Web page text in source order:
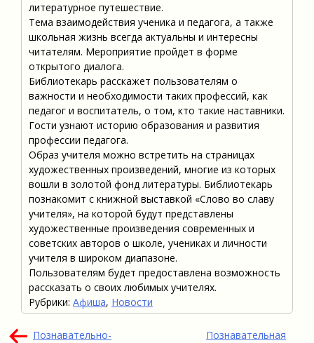
литературное путешествие.
Тема взаимодействия ученика и педагога, а также
школьная жизнь всегда актуальны и интересны
читателям. Мероприятие пройдет в форме
открытого диалога.
Библиотекарь расскажет пользователям о
важности и необходимости таких профессий, как
педагог и воспитатель, о том, кто такие наставники.
Гости узнают историю образования и развития
профессии педагога.
Образ учителя можно встретить на страницах
художественных произведений, многие из которых
вошли в золотой фонд литературы. Библиотекарь
познакомит с книжной выставкой «Слово во славу
учителя», на которой будут представлены
художественные произведения современных и
советских авторов о школе, учениках и личности
учителя в широком диапазоне.
Пользователям будет предоставлена возможность
рассказать о своих любимых учителях.
Рубрики: Афиша, Новости
Навигация
Познавательно-
Познавательная